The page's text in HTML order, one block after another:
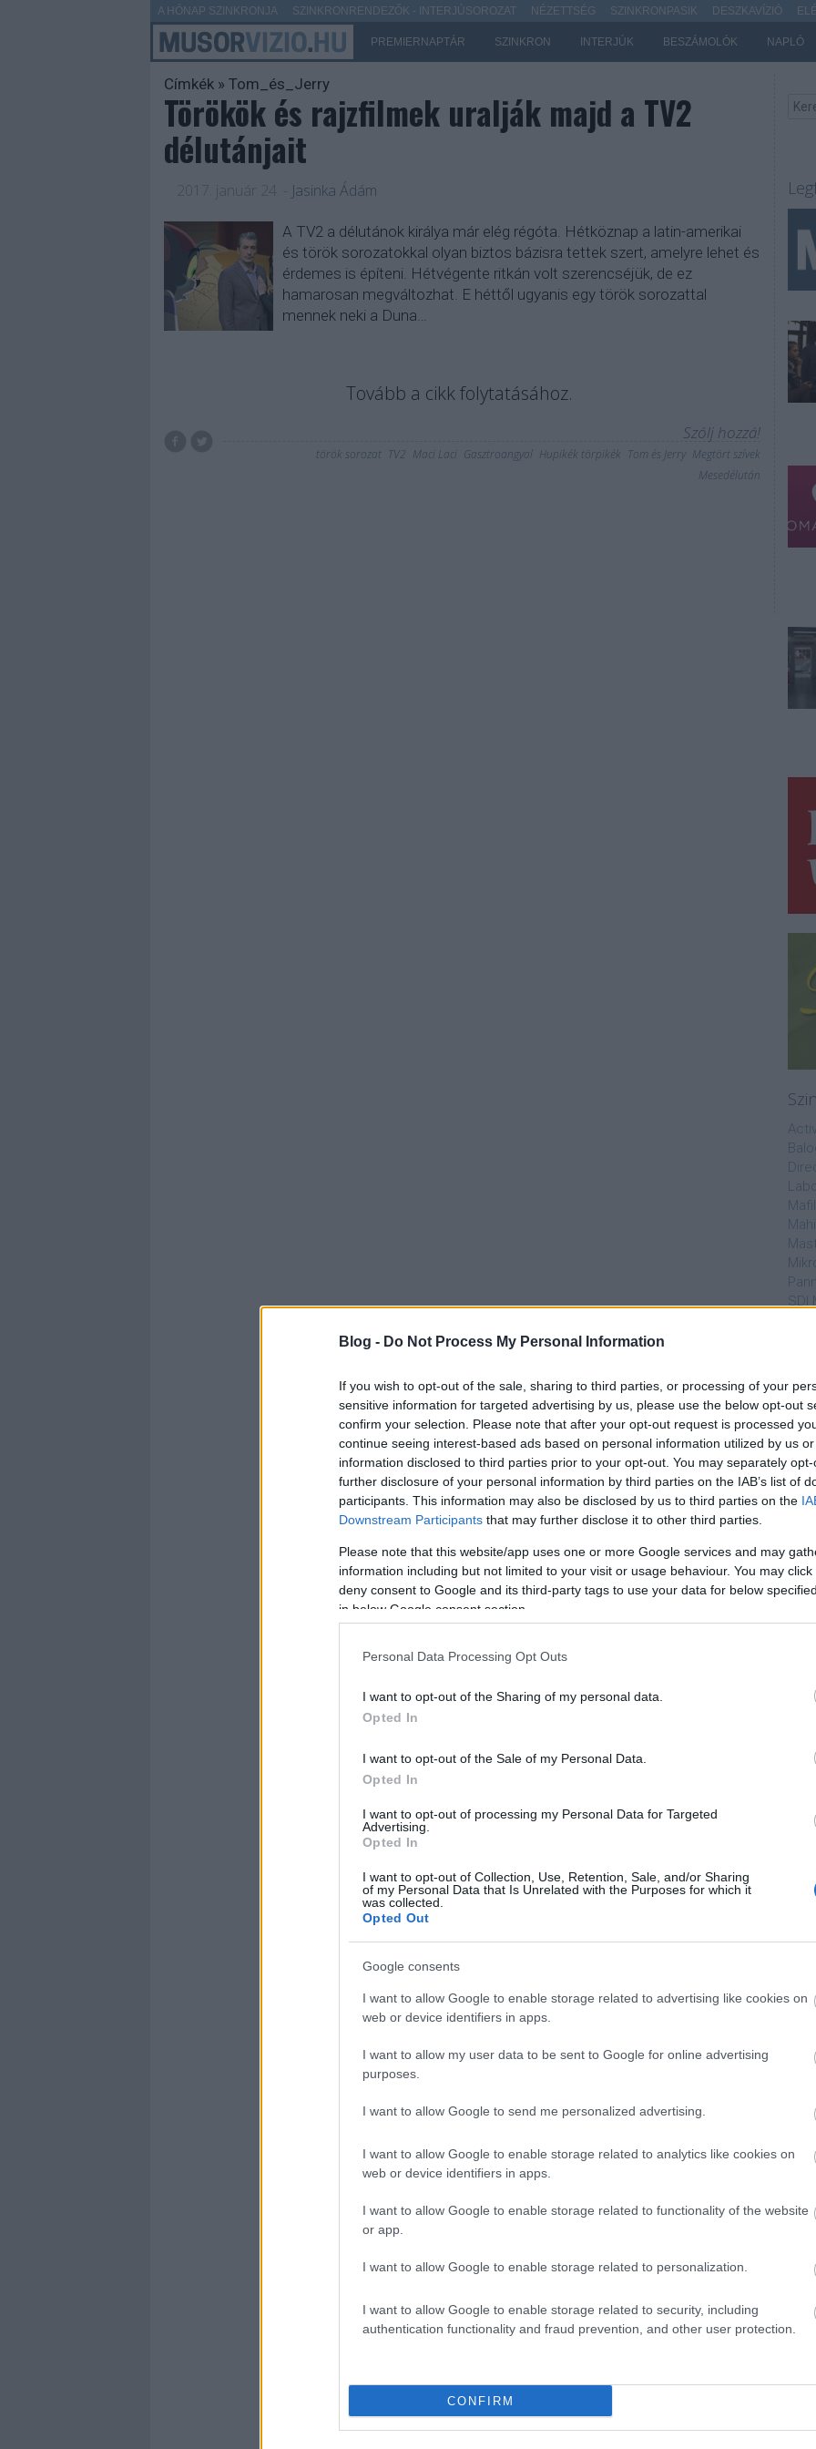
Blog - Do Not Process My Personal Information
If you wish to opt-out of the sale, sharing to third parties, or processing of your
sensitive information for targeted advertising by us, please use the below opt-out
confirm your selection. Please note that after your opt-out request is processed
continue seeing interest-based ads based on personal information utilized by us
information disclosed to third parties prior to your opt-out. You may separately
further disclosure of your personal information by third parties on the IAB’s list of
participants. This information may also be disclosed by us to third parties on the
Downstream Participants that may further disclose it to other third parties.
Please note that this website/app uses one or more Google services and may
information including but not limited to your visit or usage behaviour. You may
deny consent to Google and its third-party tags to use your data for below
in below Google consent section.
Personal Data Processing Opt Outs
I want to opt-out of the Sharing of my personal data.
Opted In
I want to opt-out of the Sale of my Personal Data.
Opted In
I want to opt-out of processing my Personal Data for Targeted
Advertising.
Opted In
I want to opt-out of Collection, Use, Retention, Sale, and/or Sharing
of my Personal Data that Is Unrelated with the Purposes for which it
was collected.
Opted Out
Google consents
I want to allow Google to enable storage related to advertising like cookies on
web or device identifiers in apps.
I want to allow my user data to be sent to Google for online advertising
purposes.
I want to allow Google to send me personalized advertising.
I want to allow Google to enable storage related to analytics like cookies on
web or device identifiers in apps.
I want to allow Google to enable storage related to functionality of the website
or app.
I want to allow Google to enable storage related to personalization.
I want to allow Google to enable storage related to security, including
authentication functionality and fraud prevention, and other user protection.
CONFIRM
PREMIERNAPTÁR SZINKRON INTERJÚK BESZÁMOLÓK NAPLÓ
A HÓNAP SZINKRONJA SZINKRONRENDEZŐK - INTERJÚSOROZAT NÉZETTSÉG SZINKRONPASIK DESZKAVÍZIÓ
Címkék» Tom_és_Jerry
Törökök és rajzfilmek uralják majd a TV2
délutánjait
2017. január 24. Jasinka Ádám
A TV2 a délutánok királya már elég régóta. Hétköznap a latin-amerikai
és török sorozatokkal olyan biztos bázisra tettek szert, amelyre lehet és
érdemes is építeni. Hétvégente ritkán volt szerencséjük, de ez
hamarosan megváltozhat. E héttől ugyanis egy török sorozattal
mennek neki a Duna…
Tovább a cikk folytatásához.
Szólj hozzá!
török sorozat TV2 Maci Laci Gasztroangyal Hupikék törpikék Tom és Jerry Megtört szívek
Mesedélután
SDI
AMC
A
A
játék
M4